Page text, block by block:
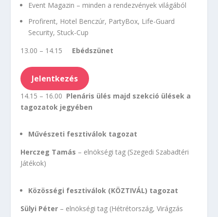
Event Magazin – minden a rendezvények világából
Profirent, Hotel Benczúr, PartyBox, Life-Guard
Security, Stuck-Cup
13.00 – 14.15 Ebédszünet
Jelentkezés
14.15 – 16.00 Plenáris ülés majd szekció ülések a
tagozatok jegyében
Művészeti fesztiválok tagozat
Herczeg Tamás – elnökségi tag (Szegedi Szabadtéri
Játékok)
Közösségi fesztiválok (KÖZTIVÁL) tagozat
Sülyi Péter – elnökségi tag (Hétrétország, Virágzás